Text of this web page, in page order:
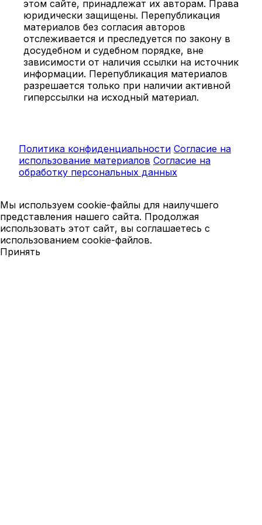
этом сайте, принадлежат их авторам. Права
юридически защищены. Перепубликация
материалов без согласия авторов
отслеживается и преследуется по закону в
досудебном и судебном порядке, вне
зависимости от наличия ссылки на источник
информации. Перепубликация материалов
разрешается только при наличии активной
гиперссылки на исходный материал.
Политика конфиденциальности Согласие на
использование материалов Согласие на
обработку персональных данных
Мы используем cookie-файлы для наилучшего
представления нашего сайта. Продолжая
использовать этот сайт, вы соглашаетесь с
использованием cookie-файлов.
Принять